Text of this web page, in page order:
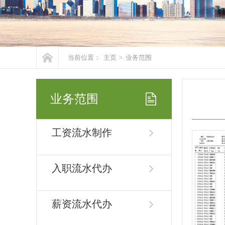
当前位置： 主页 > 业务范围
业务范围
工资流水制作
入职流水代办
薪资流水代办